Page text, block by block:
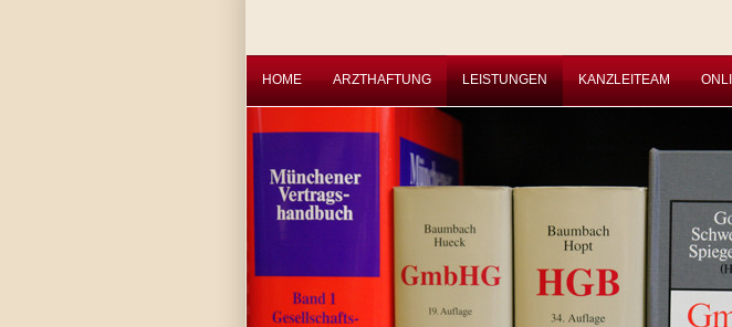
HOME ARZTHAFTUNG LEISTUNGEN KANZLEITEAM